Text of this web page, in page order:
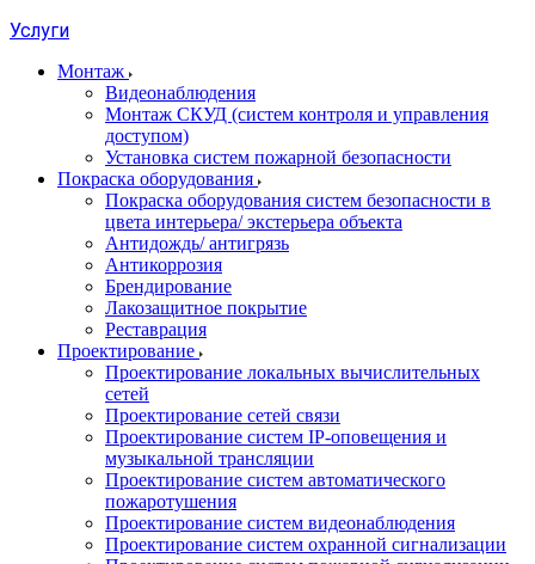
Услуги
Монтаж
Видеонаблюдения
Монтаж СКУД (систем контроля и управления
доступом)
Установка систем пожарной безопасности
Покраска оборудования
Покраска оборудования систем безопасности в
цвета интерьера/ экстерьера объекта
Антидождь/ антигрязь
Антикоррозия
Брендирование
Лакозащитное покрытие
Реставрация
Проектирование
Проектирование локальных вычислительных
сетей
Проектирование сетей связи
Проектирование систем IP-оповещения и
музыкальной трансляции
Проектирование систем автоматического
пожаротушения
Проектирование систем видеонаблюдения
Проектирование систем охранной сигнализации